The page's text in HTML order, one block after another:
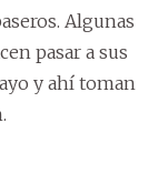
Algunas
pasar a sus
y ahí toman